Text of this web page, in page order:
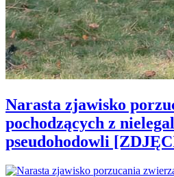
Narasta zjawisko
pochodzących z
pseudohodowli